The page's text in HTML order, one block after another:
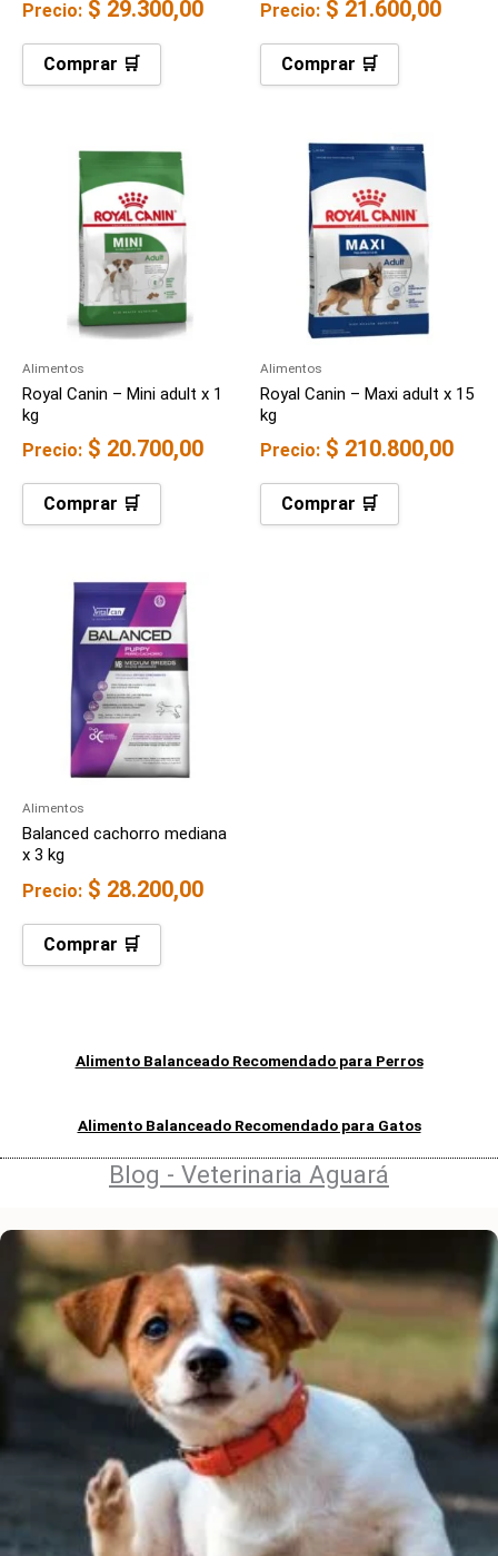
Precio: $ 29.300,00
Comprar 🛒
Precio: $ 21.600,00
Comprar 🛒
Alimentos
Royal Canin – Mini adult x 1
kg
Precio: $ 20.700,00
Comprar 🛒
Alimentos
Royal Canin – Maxi adult x 15
kg
Precio: $ 210.800,00
Comprar 🛒
Alimentos
Balanced cachorro mediana
x 3 kg
Precio: $ 28.200,00
Comprar 🛒
Alimento Balanceado Recomendado para Perros
Alimento Balanceado Recomendado para Gatos
Blog - Veterinaria Aguará